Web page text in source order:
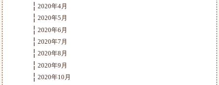
2020年4月
2020年5月
2020年6月
2020年7月
2020年8月
2020年9月
2020年10月